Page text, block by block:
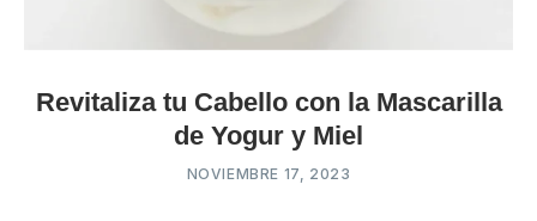
Revitaliza tu Cabello con la Mascarilla
de Yogur y Miel
NOVIEMBRE 17, 2023